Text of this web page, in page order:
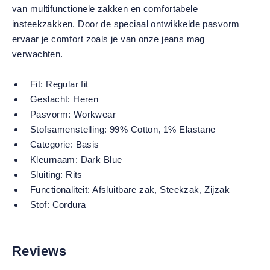
van multifunctionele zakken en comfortabele
insteekzakken. Door de speciaal ontwikkelde pasvorm
ervaar je comfort zoals je van onze jeans mag
verwachten.
Fit: Regular fit
Geslacht: Heren
Pasvorm: Workwear
Stofsamenstelling: 99% Cotton, 1% Elastane
Categorie: Basis
Kleurnaam: Dark Blue
Sluiting: Rits
Functionaliteit:Afsluitbare zak, Steekzak, Zijzak
Stof: Cordura
Reviews